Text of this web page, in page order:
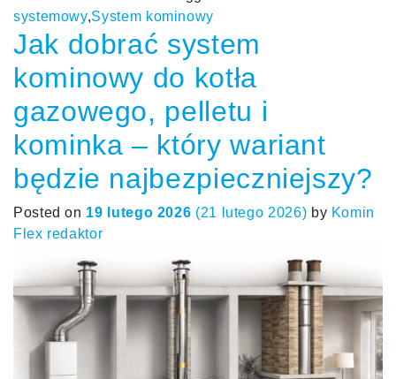
systemowy,System kominowy
Jak dobrać system
kominowy do kotła
gazowego, pelletu i
kominka – który wariant
będzie najbezpieczniejszy?
Posted on 19 lutego 2026 (21 lutego 2026) by Komin
Flex redaktor